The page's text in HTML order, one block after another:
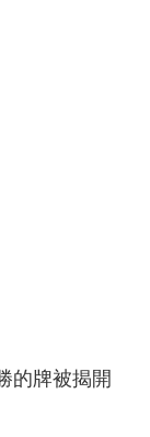
的牌被揭開